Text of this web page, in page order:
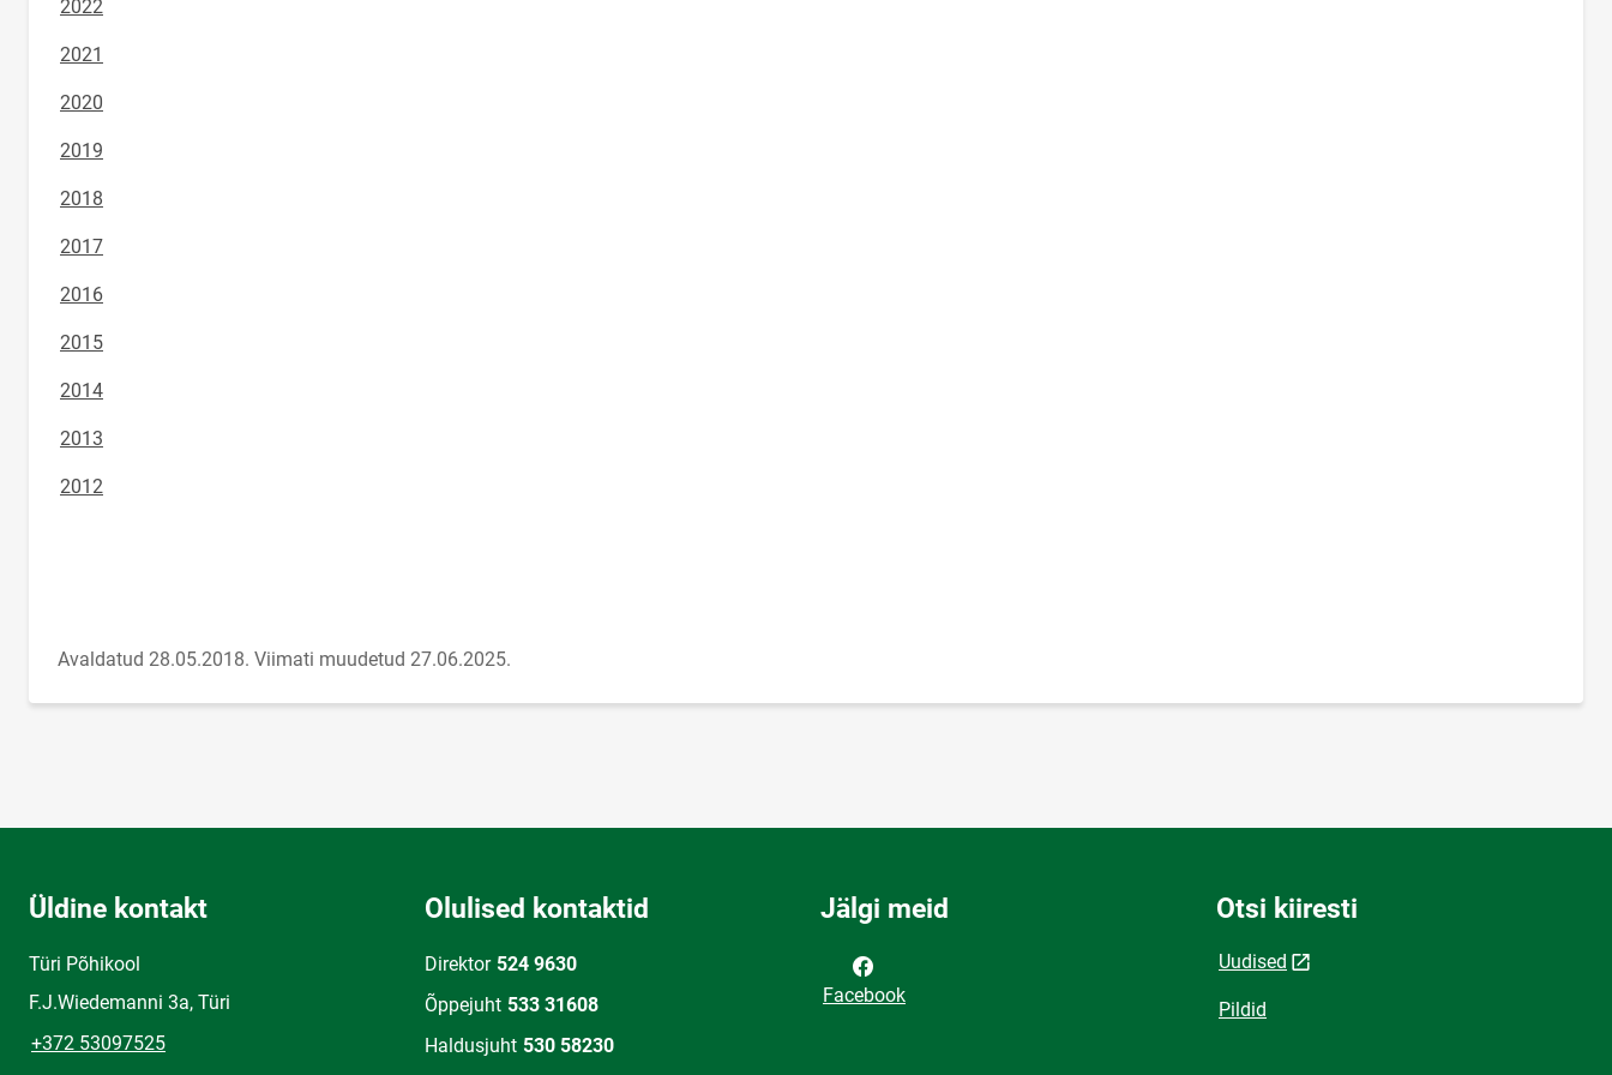
2022
2021
2020
2019
2018
2017
2016
2015
2014
2013
2012
Avaldatud 28.05.2018. Viimati muudetud 27.06.2025.
Üldine kontakt
Türi Põhikool
F.J.Wiedemanni 3a, Türi
+372 53097525
Olulised kontaktid
Direktor 524 9630
Õppejuht 533 31608
Haldusjuht 530 58230
Jälgi meid
Facebook
Otsi kiiresti
Uudised
Pildid